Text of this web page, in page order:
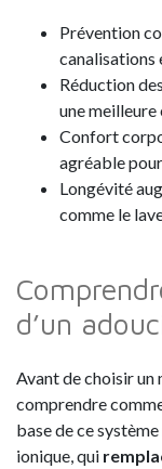
Prévention
canalisations
Réduction
une
Confort
agréable
Longévité
comme le
d’un
Avant de choisir
comprendre
base de ce
ionique, qui